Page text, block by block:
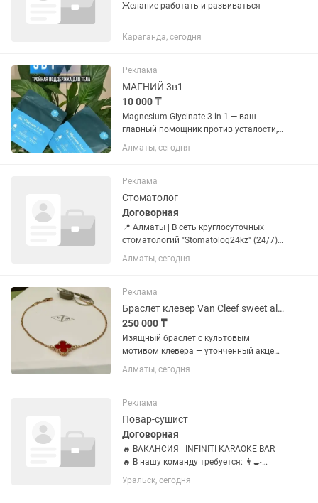
Желание работать и развиваться
Караганда, сегодня
Реклама
МАГНИЙ 3в1
10 000 ₸
Magnesium Glycinate 3-in-1 — ваш
главный помощник против усталости,
стресса и бессонницы! Почему именно
этот магний? Здесь собраны три самые
спокойные нервы и глубокий...
Алматы, сегодня
Реклама
Стоматолог
Договорная
📍 Алматы | В сеть круглосуточных
стоматологий "Stomatolog24kz" (24/7)
медицинского центра "Талант-К"
требуется СТОМАТОЛОГ 💼 Ищем
(терапевт, хирург, ортодонт,...
Алматы, сегодня
Реклама
Браслет клевер Van Cleef sweet alhambra с красным камнем
250 000 ₸
Изящный браслет с культовым
мотивом клевера — утонченный акцент
для повседневногро образа и особых
случаев. Характеристики: •Металл:
красный камень (сердолик) •Форма...
Алматы, сегодня
Реклама
Повар-сушист
Договорная
🔥 ВАКАНСИЯ | INFINITI KARAOKE BAR
🔥 В нашу команду требуется: 👨🍳
СУШИСТ • ПИЦЦЕРИСТ • ПОВАР
ФАСТФУДА Если ты любишь свою
Уральск, сегодня